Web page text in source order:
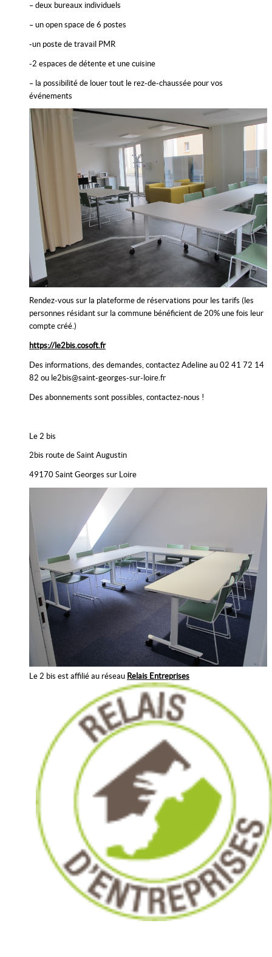
– deux bureaux individuels
– un open space de 6 postes
-un poste de travail PMR
-2 espaces de détente et une cuisine
– la possibilité de louer tout le rez-de-chaussée pour vos
événements
Rendez-vous sur la plateforme de réservations pour les tarifs (les
personnes résidant sur la commune bénéficient de 20% une fois leur
compte créé.)
https://le2bis.cosoft.fr
Des informations, des demandes, contactez Adeline au 02 41 72 14
82 ou le2bis@saint-georges-sur-loire.fr
Des abonnements sont possibles, contactez-nous !
Le 2 bis
2bis route de Saint Augustin
49170 Saint Georges sur Loire
Le 2 bis est affilié au réseau Relais Entreprises